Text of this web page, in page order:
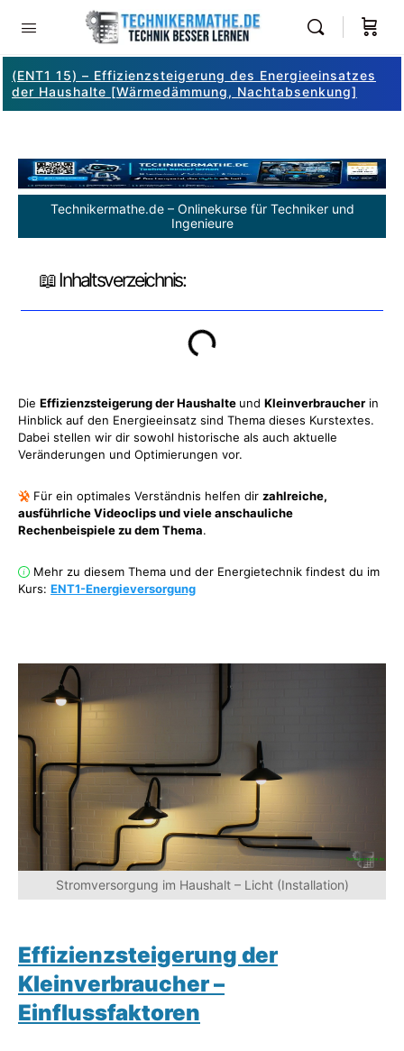
(ENT1 15) – Effizienzsteigerung des Energieeinsatzes
der Haushalte [Wärmedämmung, Nachtabsenkung]
Technikermathe.de – Onlinekurse für Techniker und
Ingenieure
📖 Inhaltsverzeichnis:
Die Effizienzsteigerung der Haushalte und Kleinverbraucher in
Hinblick auf den Energieeinsatz sind Thema dieses Kurstextes.
Dabei stellen wir dir sowohl historische als auch aktuelle
Veränderungen und Optimierungen vor.
Für ein optimales Verständnis helfen dir zahlreiche,
ausführliche Videoclips und viele anschauliche
Rechenbeispiele zu dem Thema.
Mehr zu diesem Thema und der Energietechnik findest du im
Kurs: ENT1-Energieversorgung
Stromversorgung im Haushalt – Licht (Installation)
Effizienzsteigerung der
Kleinverbraucher –
Einflussfaktoren